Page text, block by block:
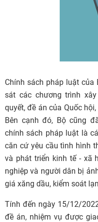
Chính sách pháp luật
sát các chương trình
quyết, đề án của Quốc
Bên cạnh đó, Bộ cũng
chính sách pháp luật là
căn cứ yêu cầu tình hình
và phát triển kinh tế - xã
nghiệp và người dân bị
giá xăng dầu, kiểm soát
Tính đến ngày 15/12/
đề án, nhiệm vụ được